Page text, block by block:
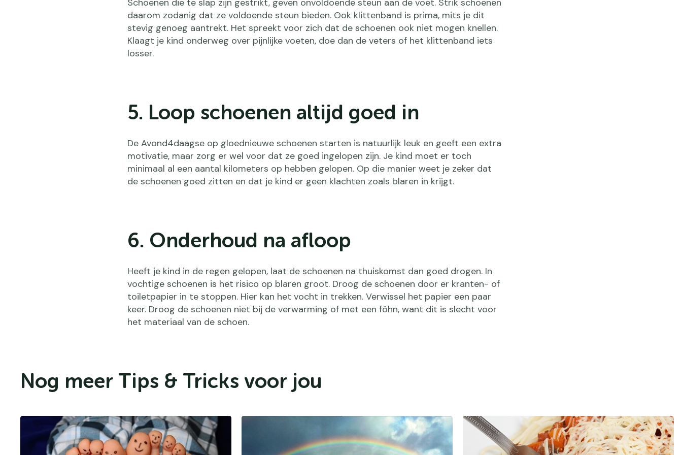
Schoenen die te slap zijn gestrikt, geven onvoldoende steun aan de voet. Strik schoenen
daarom zodanig dat ze voldoende steun bieden. Ook klittenband is prima, mits je dit
stevig genoeg aantrekt. Het spreekt voor zich dat de schoenen ook niet mogen knellen.
Klaagt je kind onderweg over pijnlijke voeten, doe dan de veters of het klittenband iets
losser.
5. Loop schoenen altijd goed in
De Avond4daagse op gloednieuwe schoenen starten is natuurlijk leuk en geeft een extra
motivatie, maar zorg er wel voor dat ze goed ingelopen zijn. Je kind moet er toch
minimaal al een aantal kilometers op hebben gelopen. Op die manier weet je zeker dat
de schoenen goed zitten en dat je kind er geen klachten zoals blaren in krijgt.
6. Onderhoud na afloop
Heeft je kind in de regen gelopen, laat de schoenen na thuiskomst dan goed drogen. In
vochtige schoenen is het risico op blaren groot. Droog de schoenen door er kranten- of
toiletpapier in te stoppen. Hier kan het vocht in trekken. Verwissel het papier een paar
keer. Droog de schoenen niet bij de verwarming of met een föhn, want dit is slecht voor
het materiaal van de schoen.
Nog meer Tips & Tricks voor jou